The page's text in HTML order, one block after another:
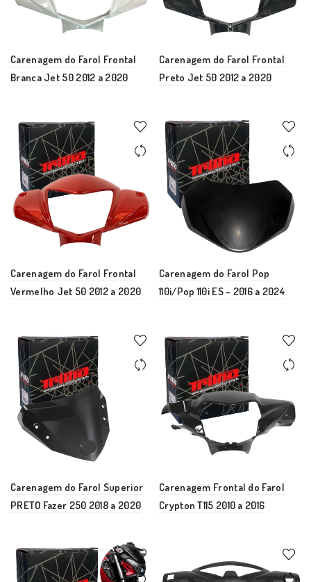
Carenagem do Farol Frontal
Branca Jet 50 2012 a 2020
Carenagem do Farol Frontal
Preto Jet 50 2012 a 2020
Carenagem do Farol Frontal
Vermelho Jet 50 2012 a 2020
Carenagem do Farol Pop
110i/Pop 110i ES – 2016 a 2024
Carenagem do Farol Superior
PRETO Fazer 250 2018 a 2020
Carenagem Frontal do Farol
Crypton T115 2010 a 2016